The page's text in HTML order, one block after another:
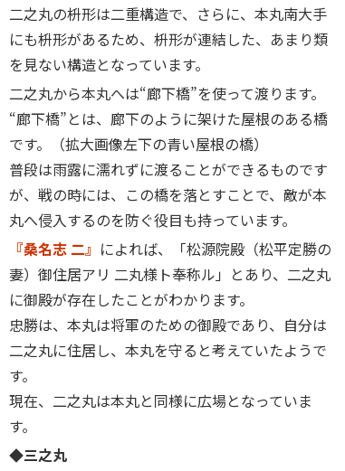
二之丸の枡形は二重構造で、さらに、本丸南大手
にも枡形があるため、枡形が連結した、あまり類
を見ない構造となっています。
二之丸から本丸へは“廊下橋”を使って渡ります。
“廊下橋”とは、廊下のように架けた屋根のある橋
です。（拡大画像左下の青い屋根の橋）
普段は雨露に濡れずに渡ることができるものです
が、戦の時には、この橋を落とすことで、敵が本
丸へ侵入するのを防ぐ役目も持っています。
『桑名志 二』 によれば、「松源院殿（松平定勝の
妻）御住居アリ 二丸様ト奉称ル」とあり、二之丸
に御殿が存在したことがわかります。
忠勝は、本丸は将軍のための御殿であり、自分は
二之丸に住居し、本丸を守ると考えていたようで
す。
現在、二之丸は本丸と同様に広場となっていま
す。
◆三之丸